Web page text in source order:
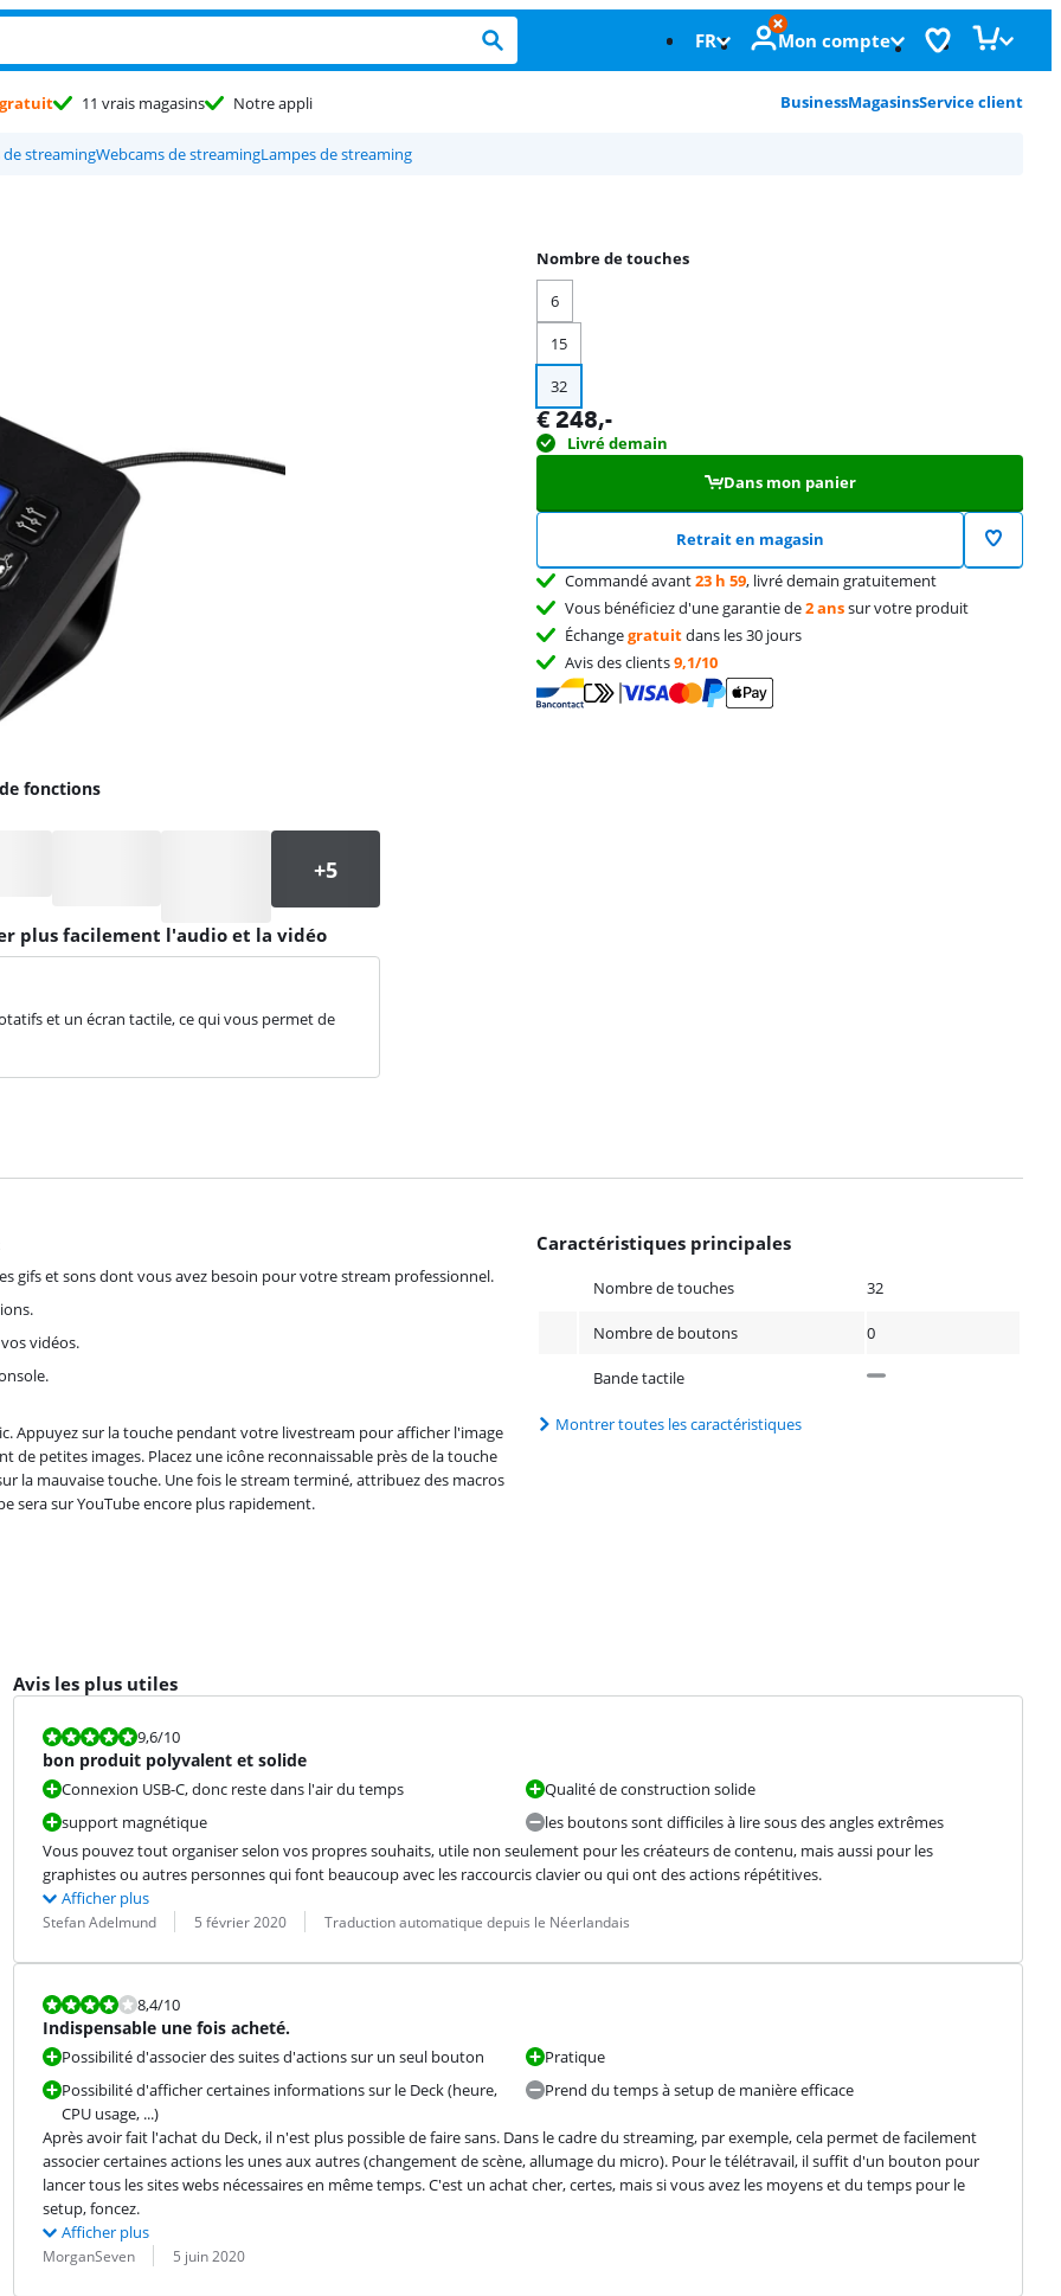
FR Mon compte
gratuit 11 vrais magasins Notre appli BusinessMagasinsService client
streamingWebcams de streamingLampes de streaming
fonctions
plus facilement l'audio et la vidéo
et un écran tactile, ce qui vous permet de
Nombre de touches
6
15
32
€248,-
Livré demain
Dans mon panier
Retrait en magasin
Commandé avant23 h 59, livré demain gratuitement
Vous bénéficiez d'une garantie de2 anssur votre produit
Échangegratuitdans les 30 jours
Avis des clients9,1/10
Caractéristiques principales
Nombre de touches 32
Nombre de boutons 0
Bande tactile
Montrer toutes les caractéristiques
gifs et sons dont vous avez besoin pour votre stream professionnel.
vidéos.
Appuyez sur la touche pendant votre livestream pour afficher l'image
petites images. Placez une icône reconnaissable près de la touche
la mauvaise touche. Une fois le stream terminé, attribuez des macros
sera sur YouTube encore plus rapidement.
Avis les plus utiles
La note est 9,6 sur 10.
9,6/10
bon produit polyvalent et solide
Connexion USB-C, donc reste dans l'air du temps
support magnétique
Qualité de construction solide
les boutons sont difficiles à lire sous des angles extrêmes
Vous pouvez tout organiser selon vos propres souhaits, utile non seulement pour les créateurs de contenu, mais aussi pour les
graphistes ou autres personnes qui font beaucoup avec les raccourcis clavier ou qui ont des actions répétitives.
Afficher plus
Évaluation par :
Stefan Adelmund
Date : 5 février 2020
Traduction : Traduction automatique depuis le Néerlandais
La note est 8,4 sur 10.
8,4/10
Indispensable une fois acheté.
Possibilité d'associer des suites d'actions sur un seul bouton
Possibilité d'afficher certaines informations sur le Deck (heure,
CPU usage, ...)
Pratique
Prend du temps à setup de manière efficace
Après avoir fait l'achat du Deck, il n'est plus possible de faire sans. Dans le cadre du streaming, par exemple, cela permet de facilement
associer certaines actions les unes aux autres (changement de scène, allumage du micro). Pour le télétravail, il suffit d'un bouton pour
lancer tous les sites webs nécessaires en même temps. C'est un achat cher, certes, mais si vous avez les moyens et du temps pour le
setup, foncez.
Afficher plus
Évaluation par :
MorganSeven
Date : 5 juin 2020